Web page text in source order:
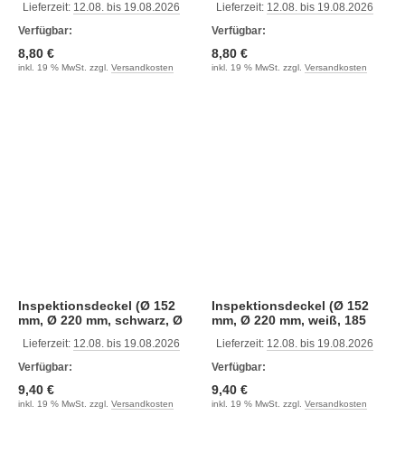
Lieferzeit: 12.08. bis 19.08.2026
Verfügbar:
8,80 €
inkl. 19 % MwSt. zzgl. Versandkosten
Lieferzeit: 12.08. bis 19.08.2026
Verfügbar:
8,80 €
inkl. 19 % MwSt. zzgl. Versandkosten
Inspektionsdeckel (Ø 152
mm, Ø 220 mm, schwarz, Ø
Lieferzeit: 12.08. bis 19.08.2026
Verfügbar:
9,40 €
inkl. 19 % MwSt. zzgl. Versandkosten
Inspektionsdeckel (Ø 152
mm, Ø 220 mm, weiß, 185
Lieferzeit: 12.08. bis 19.08.2026
Verfügbar:
9,40 €
inkl. 19 % MwSt. zzgl. Versandkosten